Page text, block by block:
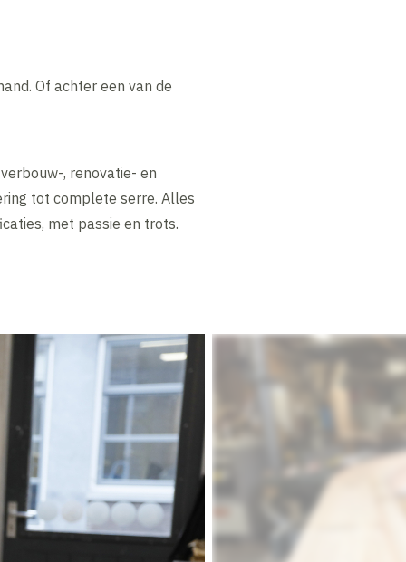
Of achter een van de
, renovatie- en
tot complete serre. Alles
met passie en trots.